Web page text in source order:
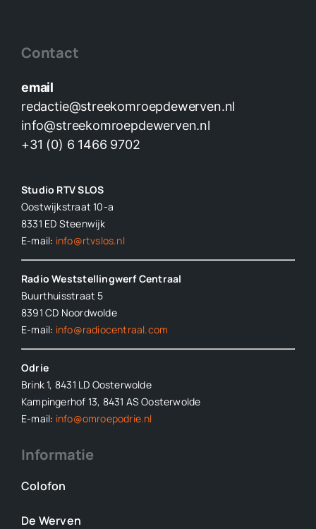
Contact
email
redactie@streekomroepdewerven.nl
info@streekomroepdewerven.nl
+31 (0) 6 1466 9702
Studio RTV SLOS
Oostwijkstraat 10-a
8331 ED Steenwijk
E-mail: info@rtvslos.nl
Radio Weststellingwerf Centraal
Buurthuisstraat 5
8391 CD Noordwolde
E-mail: info@radiocentraal.com
Odrie
Brink 1, 8431 LD Oosterwolde
Kampingerhof 13, 8431 AS Oosterwolde
E-mail: info@omroepodrie.nl
Informatie
Colofon
De Werven